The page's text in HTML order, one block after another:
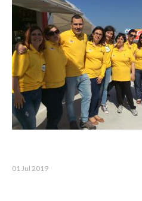
01 Jul 2019